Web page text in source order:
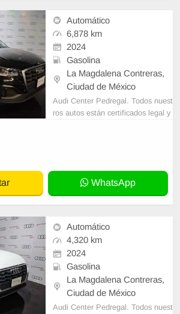
Automático
6,878 km
2024
Gasolina
La Magdalena Contreras,
Ciudad de México
Audi Center Pedregal. Todos nuest
ros autos están certificados legal y
WhatsApp
Automático
4,320 km
2024
Gasolina
La Magdalena Contreras,
Ciudad de México
Audi Center Pedregal. Todos nuest